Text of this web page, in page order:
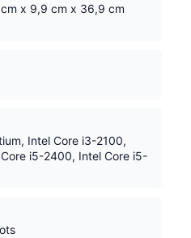
x 9,9 cm x 36,9 cm
Intel Core i3-2100,
i5-2400, Intel Core i5-